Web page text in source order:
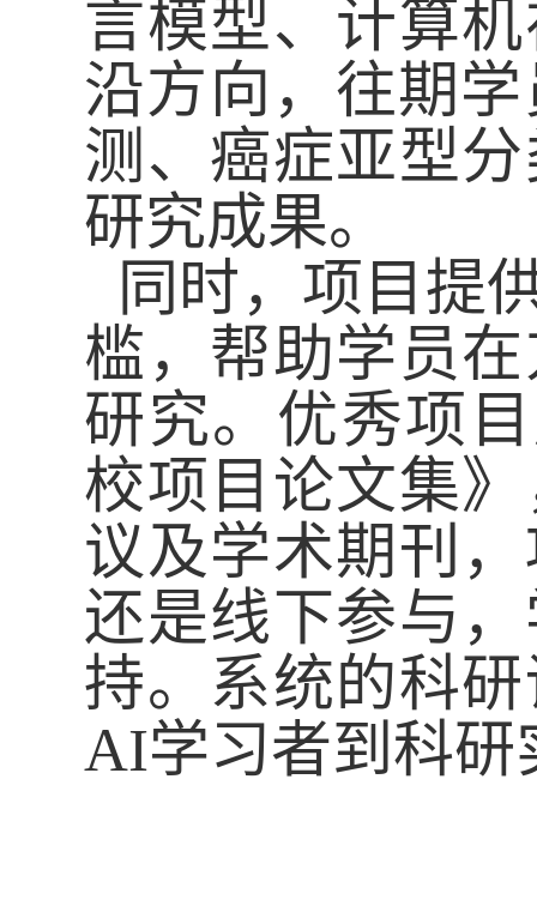
言模型、计算
沿方向，往期
测、癌症亚型
研究成果。
同时，项目提
槛，帮助学员
研究。优秀项
校项目论文集
议及学术期刊
还是线下参与
持。 系统的科
AI学习者到科